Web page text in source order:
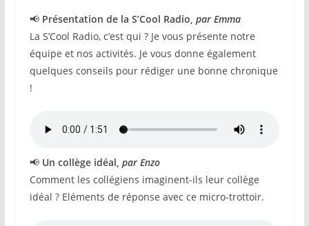
📢Présentation de la S’Cool Radio, par Emma
La S’Cool Radio, c’est qui ? Je vous présente notre
équipe et nos activités. Je vous donne également
quelques conseils pour rédiger une bonne chronique
!
📢 Un collège idéal, par Enzo
Comment les collégiens imaginent-ils leur collège
idéal ? Eléments de réponse avec ce micro-trottoir.